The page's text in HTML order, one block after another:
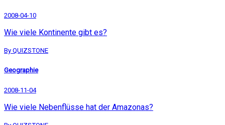
2008-04-10
Wie viele Kontinente gibt es?
By QUIZSTONE
Geographie
2008-11-04
Wie viele Nebenflüsse hat der Amazonas?